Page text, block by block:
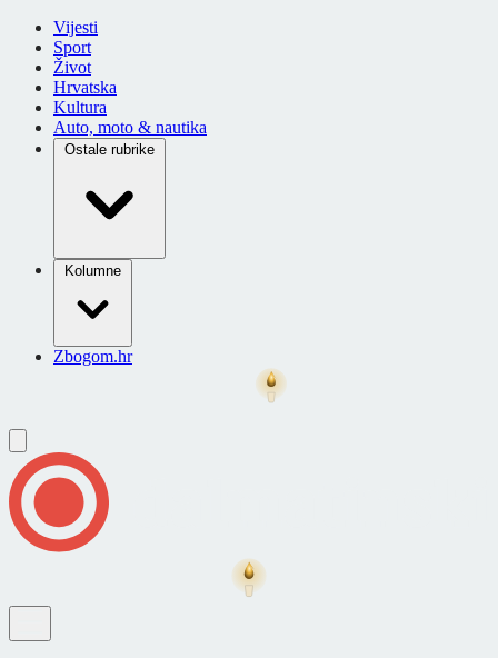
Vijesti
Sport
Život
Hrvatska
Kultura
Auto, moto & nautika
Ostale rubrike
Kolumne
Zbogom.hr